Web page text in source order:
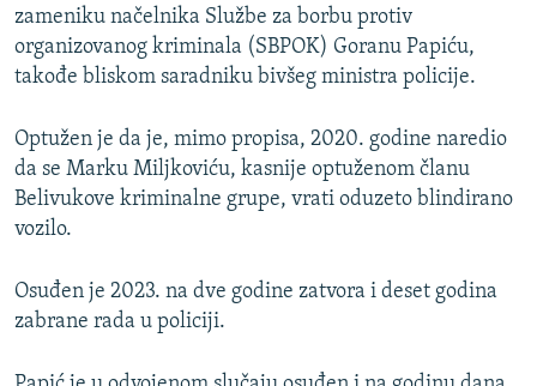
zameniku načelnika Službe za borbu protiv
organizovanog kriminala (SBPOK) Goranu Papiću,
takođe bliskom saradniku bivšeg ministra policije.
Optužen je da je, mimo propisa, 2020. godine naredio
da se Marku Miljkoviću, kasnije optuženom članu
Belivukove kriminalne grupe, vrati oduzeto blindirano
vozilo.
Osuđen je 2023. na dve godine zatvora i deset godina
zabrane rada u policiji.